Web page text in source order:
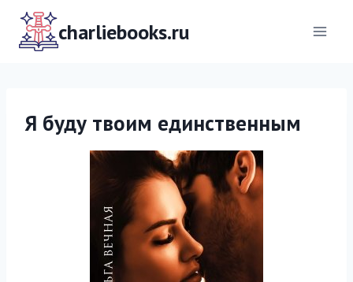
Перейти
содержимомуcharliebooks.ru
Я буду твоим единственным